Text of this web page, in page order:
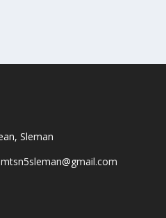
Sleman